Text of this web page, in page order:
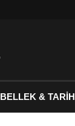
BELLEK & TARİH